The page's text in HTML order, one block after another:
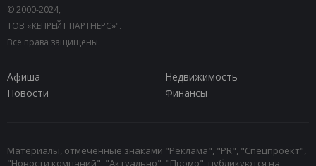
© 2000-2024,
ТОВ «КЕПРЕЙТ ПАРТНЕРС»".
Все права защищены.
Афиша
Недвижимость
Новости
Финансы
Материалы, отмеченные знаками "Реклама", "PR", "Спецпроект",
"Новости компаний", "Актуально", "Промо", публикуются на